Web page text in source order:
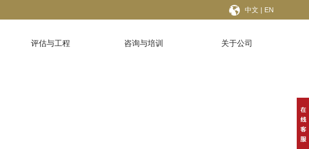
中文 | EN
评估与工程 咨询与培训 关于公司